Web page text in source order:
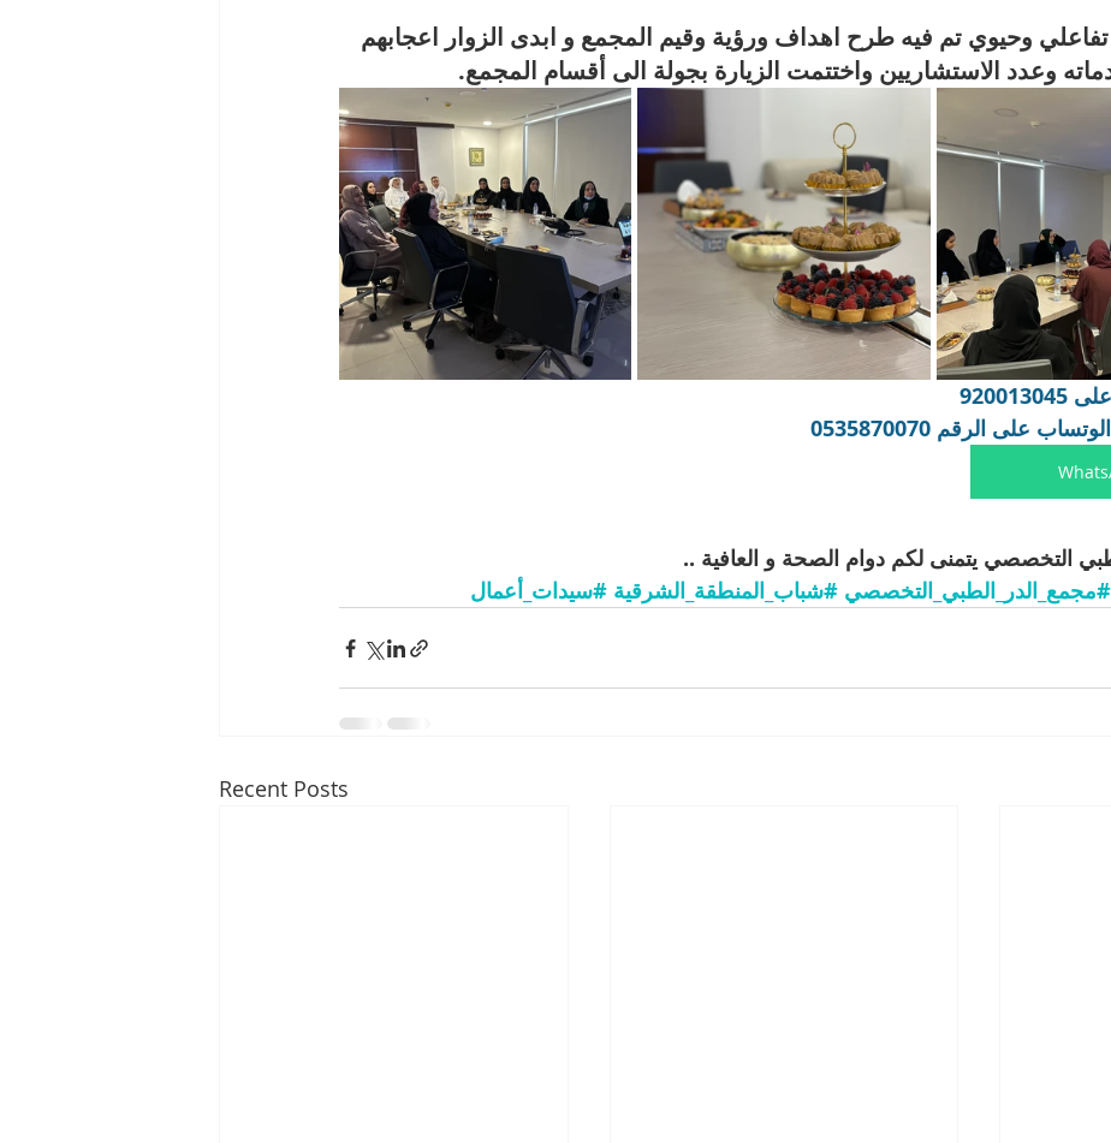
تفاعلي وحيوي تم فيه طرح اهداف ورؤية وقيم المجمع و ابدى الزوار اعجابهم
وعدد الاستشاريين واختتمت الزيارة بجولة الى أقسام المجمع.
على الرقم 0535870070
التخصصي يتمنى لكم دوام الصحة و العافية ..
#مجمع_الدر_الطبي_التخصصي #شباب_المنطقة_الشرقية #سيدات_أعمال
Recent Posts